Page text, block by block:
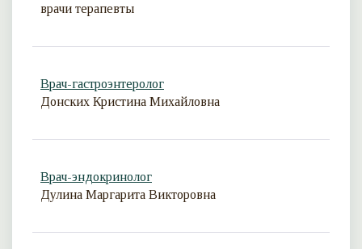
врачи терапевты
Врач-гастроэнтеролог
Донских Кристина Михайловна
Врач-эндокринолог
Дулина Маргарита Викторовна